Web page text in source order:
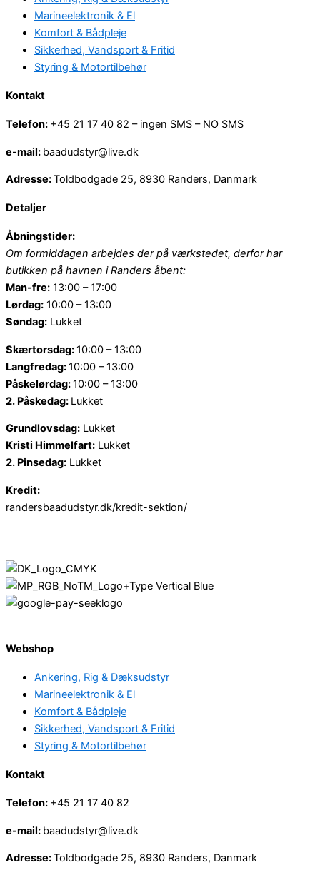
Marineelektronik & El
Komfort & Bådpleje
Sikkerhed, Vandsport & Fritid
Styring & Motortilbehør
Kontakt
Telefon: +45 21 17 40 82 – ingen SMS – NO SMS
e-mail: baadudstyr@live.dk
Adresse:Toldbodgade 25, 8930 Randers, Danmark
Detaljer
Åbningstider:
Om formiddagen arbejdes der på værkstedet, derfor har
butikken på havnen i Randers åbent:
Man-fre: 13:00 – 17:00
Lørdag: 10:00 – 13:00
Søndag: Lukket
Skærtorsdag:10:00 – 13:00
Langfredag:10:00 – 13:00
Påskelørdag:10:00 – 13:00
2. Påskedag: Lukket
Grundlovsdag: Lukket
Kristi Himmelfart: Lukket
2. Pinsedag: Lukket
Kredit:
randersbaadudstyr.dk/kredit-sektion/
Webshop
Ankering, Rig & Dæksudstyr
Marineelektronik & El
Komfort & Bådpleje
Sikkerhed, Vandsport & Fritid
Styring & Motortilbehør
Kontakt
Telefon: +45 21 17 40 82
e-mail: baadudstyr@live.dk
Adresse:Toldbodgade 25, 8930 Randers, Danmark